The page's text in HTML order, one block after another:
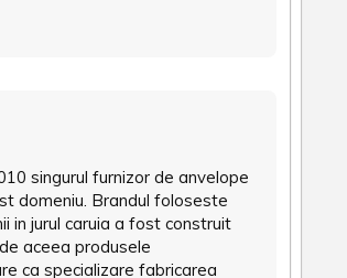
singurul furnizor de anvelope
domeniu. Brandul foloseste
in jurul caruia a fost construit
aceea produsele
ca specializare fabricarea